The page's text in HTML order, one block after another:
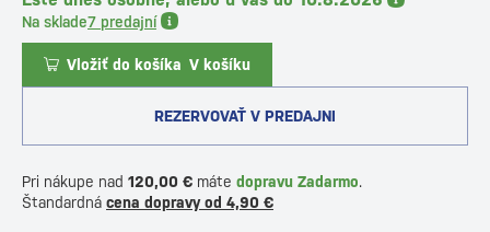
Na sklade7 predajní
Vložiť do košíka V košíku
REZERVOVAŤ V PREDAJNI
Pri nákupe nad 120,00 € máte dopravu Zadarmo.
Štandardná cena dopravy od 4,90 €